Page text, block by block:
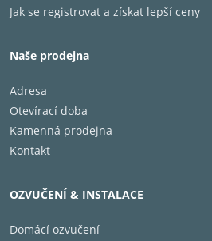
Jak se registrovat a získat lepší ceny
Naše prodejna
Adresa
Otevírací doba
Kamenná prodejna
Kontakt
OZVUČENÍ & INSTALACE
Domácí ozvučení